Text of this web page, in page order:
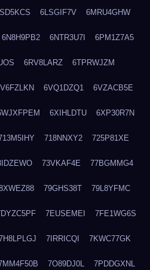
6LSGIF7V 6MRU4GHW
6N8H9PB2 6NTR3U7I 6PM1Z7A5
6RV8LARZ 6TPRWJZM
6VQ1DZQ1 6VZACB5E
6XIHLDTU 6XP30R7N
718NNXY2 725P81XE
73VKAF4E 77BGMMG4
79GHS38T 79L8YFMC
7EUSEMEI 7FE1WG6S
7IRRICQI 7KWC77GK
7O89DJ0L 7PDDGXNL